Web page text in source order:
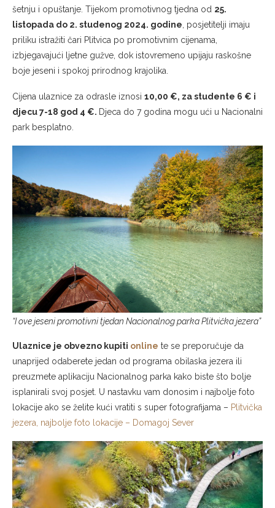
šetnju i opuštanje. Tijekom promotivnog tjedna od 25.
listopada do 2. studenog 2024. godine , posjetitelji imaju
priliku istražiti čari Plitvica po promotivnim cijenama,
izbjegavajući ljetne gužve, dok istovremeno upijaju raskošne
boje jeseni i spokoj prirodnog krajolika.
Cijena ulaznice za odrasle iznosi 10,00 €, za studente 6 € i
djecu 7-18 god 4 €. Djeca do 7 godina mogu ući u Nacionalni
park besplatno.
“I ove jeseni promotivni tjedan Nacionalnog parka Plitvička jezera”
Ulaznice je obvezno kupiti online te se preporučuje da
unaprijed odaberete jedan od programa obilaska jezera ili
preuzmete aplikaciju Nacionalnog parka kako biste što bolje
isplanirali svoj posjet. U nastavku vam donosim i najbolje foto
lokacije ako se želite kući vratiti s super fotografijama – Plitvička
jezera, najbolje foto lokacije – Domagoj Sever